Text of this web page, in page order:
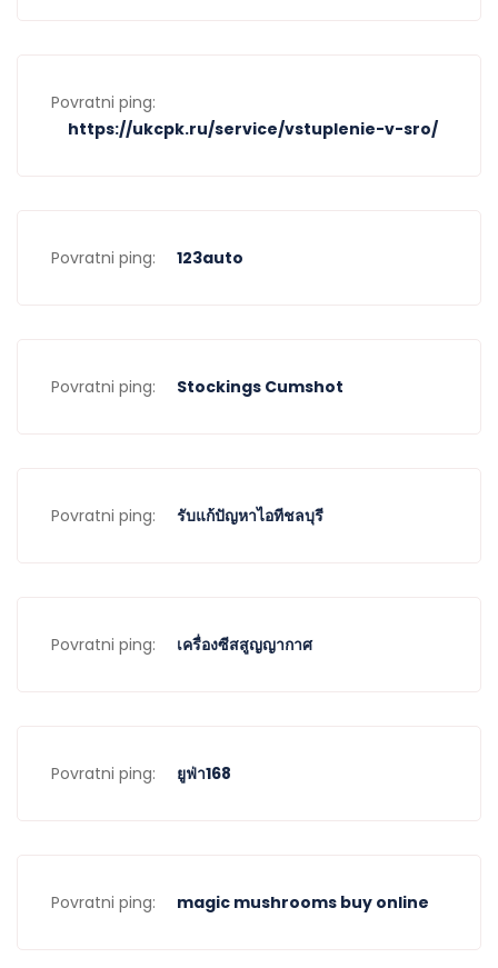
Povratni ping:
https://ukcpk.ru/service/vstuplenie-v-sro/
Povratni ping: 123auto
Povratni ping: Stockings Cumshot
Povratni ping: รับแก้ปัญหาไอทีชลบุรี
Povratni ping: เครื่องซีสสูญญากาศ
Povratni ping: ยูฟ่า168
Povratni ping: magic mushrooms buy online